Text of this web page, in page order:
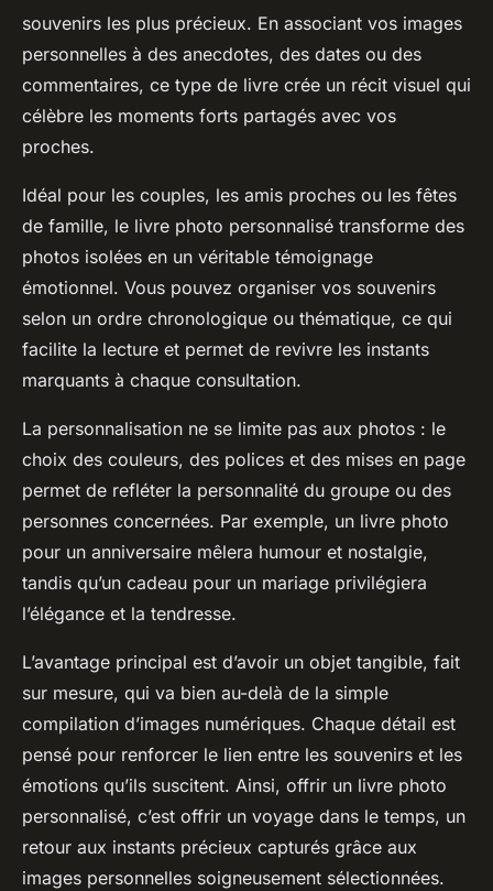
souvenirs les plus précieux. En associant vos images
personnelles à des anecdotes, des dates ou des
commentaires, ce type de livre crée un récit visuel qui
célèbre les moments forts partagés avec vos
proches.
Idéal pour les couples, les amis proches ou les fêtes
de famille, le livre photo personnalisé transforme des
photos isolées en un véritable témoignage
émotionnel. Vous pouvez organiser vos souvenirs
selon un ordre chronologique ou thématique, ce qui
facilite la lecture et permet de revivre les instants
marquants à chaque consultation.
La personnalisation ne se limite pas aux photos : le
choix des couleurs, des polices et des mises en page
permet de refléter la personnalité du groupe ou des
personnes concernées. Par exemple, un livre photo
pour un anniversaire mêlera humour et nostalgie,
tandis qu’un cadeau pour un mariage privilégiera
l’élégance et la tendresse.
L’avantage principal est d’avoir un objet tangible, fait
sur mesure, qui va bien au-delà de la simple
compilation d’images numériques. Chaque détail est
pensé pour renforcer le lien entre les souvenirs et les
émotions qu’ils suscitent. Ainsi, offrir un livre photo
personnalisé, c’est offrir un voyage dans le temps, un
retour aux instants précieux capturés grâce aux
images personnelles soigneusement sélectionnées.